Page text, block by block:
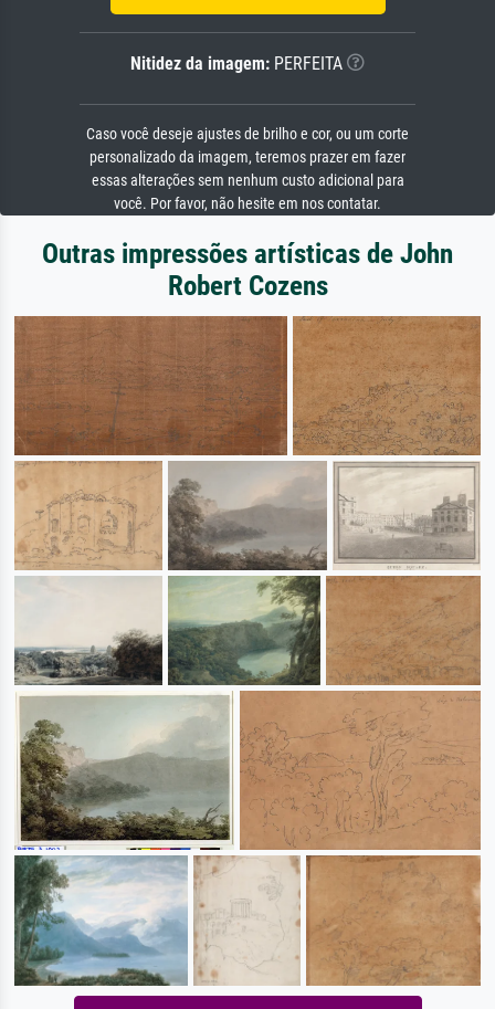
Nitidez da imagem: PERFEITA
Caso você deseje ajustes de brilho e cor, ou um corte
personalizado da imagem, teremos prazer em fazer
essas alterações sem nenhum custo adicional para
você. Por favor, não hesite em nos contatar.
Outras impressões artísticas de John
Robert Cozens